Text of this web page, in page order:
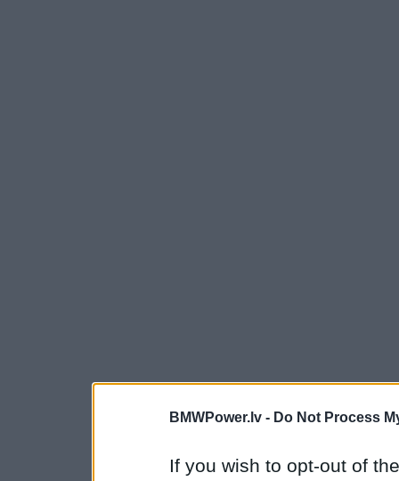
BMWPower.lv - Do Not Process
If you wish to opt-out of